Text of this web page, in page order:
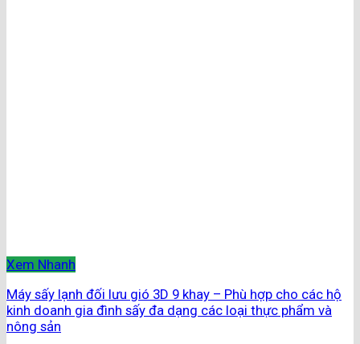
Xem Nhanh
Máy sấy lạnh đối lưu gió 3D 9 khay – Phù hợp cho các hộ
kinh doanh gia đình sấy đa dạng các loại thực phẩm và
nông sản